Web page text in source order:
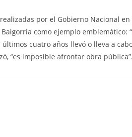
por el Gobierno Nacional en
como ejemplo emblemático:
cuatro años llevó o lleva a
“es imposible afrontar obra pública”.